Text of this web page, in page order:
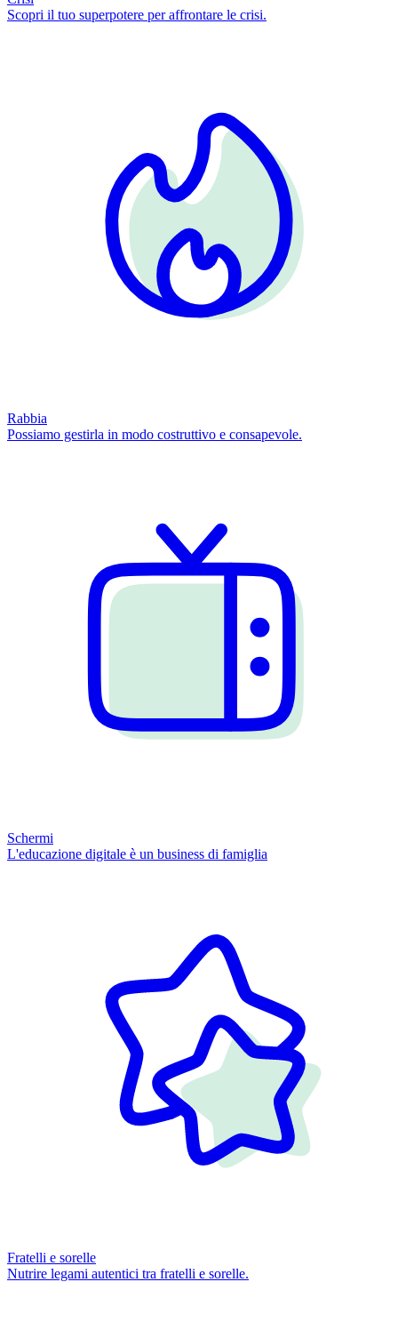
Scopri il tuo superpotere per affrontare le crisi.
Rabbia
Possiamo gestirla in modo costruttivo e consapevole.
Schermi
L'educazione digitale è un business di famiglia
Fratelli e sorelle
Nutrire legami autentici tra fratelli e sorelle.